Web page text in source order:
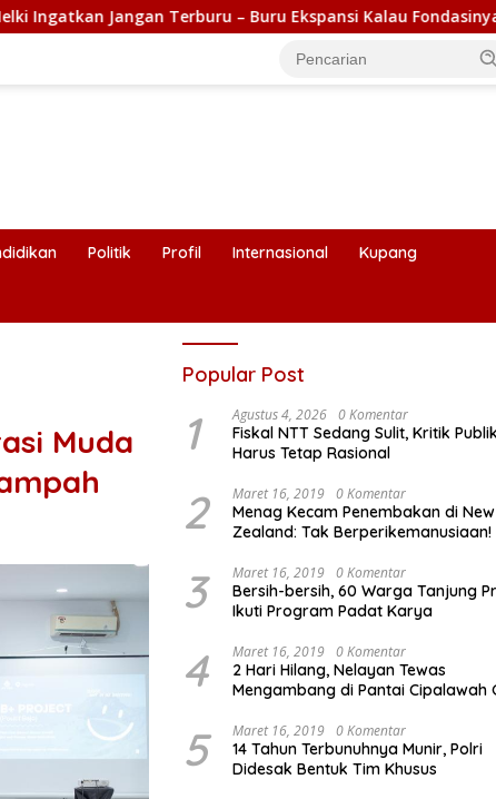
– Buru Ekspansi Kalau Fondasinya Belum Kuat
Politik Profil Internasional Kupang
Muda
Popular Post
1 Agustus 4, 2026 0 Komentar
Fiskal NTT Sedang Sulit, Kritik Publik
Harus Tetap Rasional
2 Maret 16, 2019 0 Komentar
Menag Kecam Penembakan di New
Zealand: Tak Berperikemanusiaan!
3 Maret 16, 2019 0 Komentar
Bersih-bersih, 60 Warga Tanjung
Ikuti Program Padat Karya
4 Maret 16, 2019 0 Komentar
2 Hari Hilang, Nelayan Tewas
Mengambang di Pantai Cipalawah
5 Maret 16, 2019 0 Komentar
14 Tahun Terbunuhnya Munir, Polri
Didesak Bentuk Tim Khusus